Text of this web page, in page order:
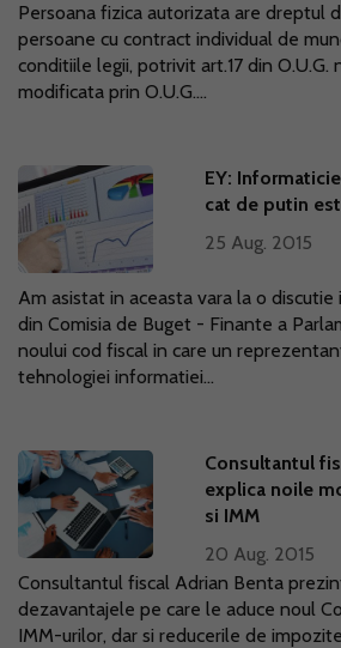
Persoana fizica autorizata are dreptul
persoane cu contract individual de
conditiile legii, potrivit art.17 din O.U.G.
modificata prin O.U.G....
EY:
cat de putin
25 Aug. 2015
Am asistat in aceasta vara la o
din Comisia de Buget - Finante a
noului cod fiscal in care un
tehnologiei informatiei...
Consultantul
explica noile
si IMM
20 Aug. 2015
Consultantul fiscal Adrian Benta
dezavantajele pe care le aduce noul
IMM-urilor, dar si reducerile de